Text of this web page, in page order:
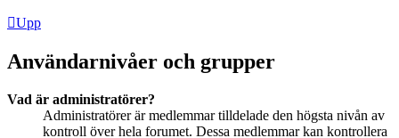
Upp
Användarnivåer och grupper
Vad är administratörer?
Administratörer är medlemmar tilldelade den högsta nivån av
kontroll över hela forumet. Dessa medlemmar kan kontrollera